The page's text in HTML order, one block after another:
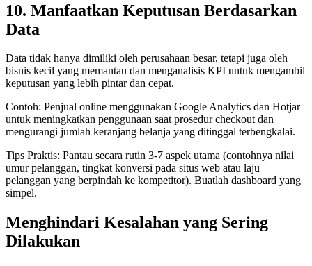
10. Manfaatkan Keputusan Berdasarkan
Data
Data tidak hanya dimiliki oleh perusahaan besar, tetapi juga oleh
bisnis kecil yang memantau dan menganalisis KPI untuk mengambil
keputusan yang lebih pintar dan cepat.
Contoh: Penjual online menggunakan Google Analytics dan Hotjar
untuk meningkatkan penggunaan saat prosedur checkout dan
mengurangi jumlah keranjang belanja yang ditinggal terbengkalai.
Tips Praktis: Pantau secara rutin 3-7 aspek utama (contohnya nilai
umur pelanggan, tingkat konversi pada situs web atau laju
pelanggan yang berpindah ke kompetitor). Buatlah dashboard yang
simpel.
Menghindari Kesalahan yang Sering
Dilakukan